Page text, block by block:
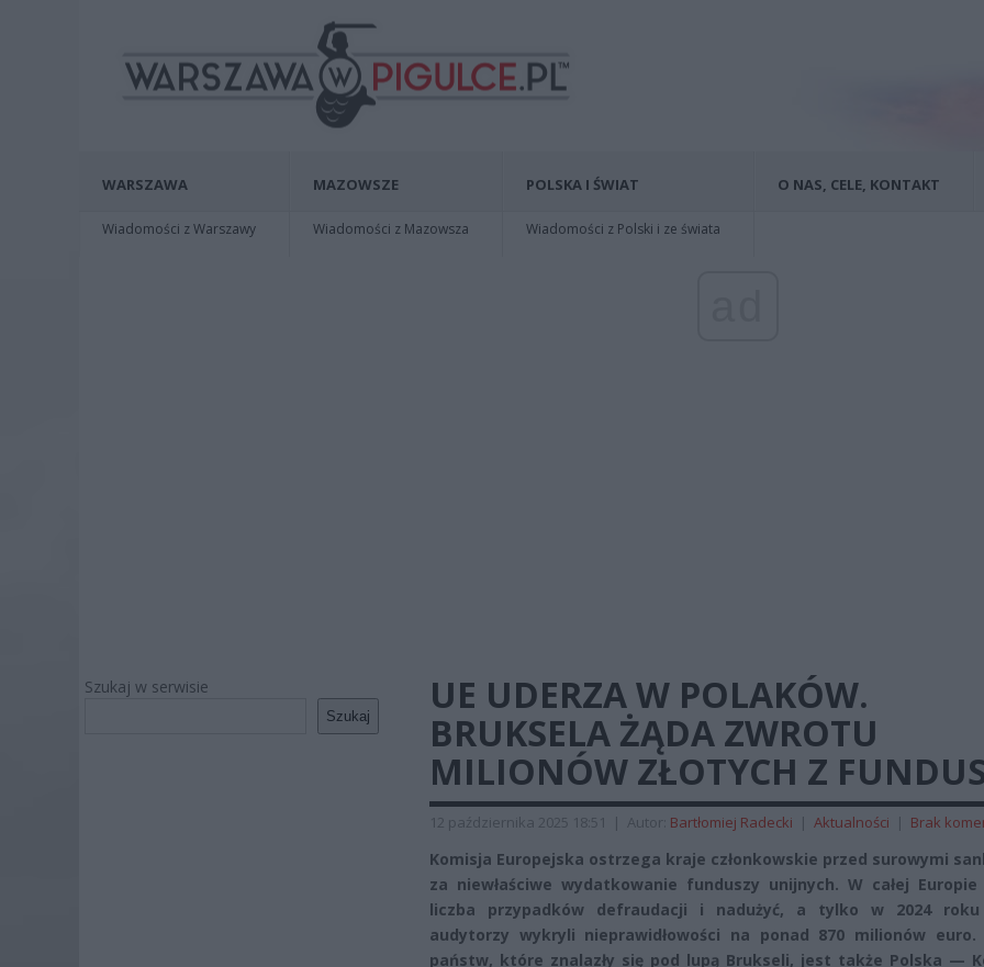
WARSZAWA
Wiadomości z Warszawy
MAZOWSZE
Wiadomości z Mazowsza
POLSKA I ŚWIAT
Wiadomości z Polski i ze świata
O NAS, CELE, KONTAKT
Szukaj w serwisie
Szukaj
UE UDERZA W POLAKÓW.
BRUKSELA ŻĄDA ZWROTU
MILIONÓW ZŁOTYCH Z
12 października 2025 18:51 | Autor: Bartłomiej Radecki | Aktualności | Brak
Komisja Europejska ostrzega kraje członkowskie przed surowymi
za niewłaściwe wydatkowanie funduszy unijnych. W całej Europie
liczba przypadków defraudacji i nadużyć, a tylko w 2024
audytorzy wykryli nieprawidłowości na ponad 870 milionów euro.
państw, które znalazły się pod lupą Brukseli, jest także Polska —